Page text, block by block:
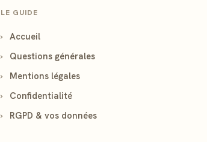
LE GUIDE
›
Accueil
›
Questions générales
›
Mentions légales
›
Confidentialité
›
RGPD & vos données